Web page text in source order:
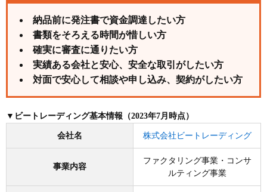
納品前に発注書で資金調達したい方
書類をそろえる時間が惜しい方
確実に審査に通りたい方
実績ある会社と安心、安全な取引がしたい方
対面で安心して相談や申し込み、契約がしたい方
▼ビートレーディング基本情報（2023年7月時点）
会社名 株式会社ビートレーディング
事業内容
ファクタリング事業・コンサ
ルティング事業